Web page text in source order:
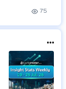
75